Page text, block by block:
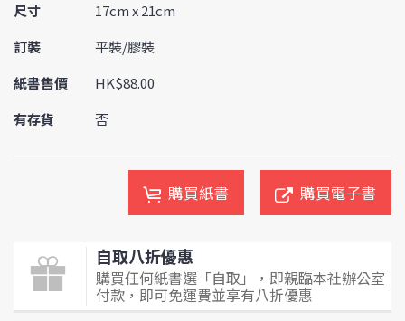
尺寸
17cm x 21cm
訂裝
平裝/膠裝
紙書售價
HK$88.00
有存貨
否
購買紙書 購買電子書
自取八折優惠
購買任何紙書選「自取」，即親臨本社辦公室
付款，即可免運費並享有八折優惠